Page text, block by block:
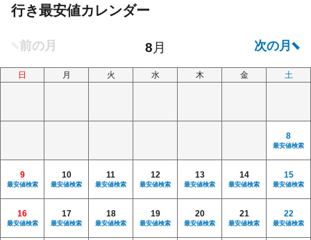
行き最安値カレンダー
日 月 火 水 木 金 土
8
最安値検索
9
最安値検索
10
最安値検索
11
最安値検索
12
最安値検索
13
最安値検索
14
最安値検索
15
最安値検索
16
最安値検索
17
最安値検索
18
最安値検索
19
最安値検索
20
最安値検索
21
最安値検索
22
最安値検索